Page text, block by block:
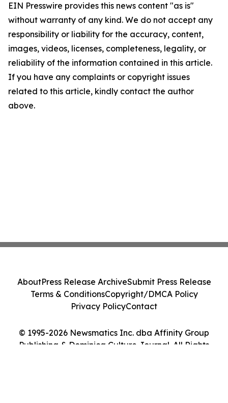
EIN Presswire provides this news content "as is"
without warranty of any kind. We do not accept any
responsibility or liability for the accuracy, content,
images, videos, licenses, completeness, legality, or
reliability of the information contained in this article.
If you have any complaints or copyright issues
related to this article, kindly contact the author
above.
© 1995-2026 Newsmatics Inc. dba Affinity Group
Publishing & Dominica Culture Journal. All Rights
AboutPress Release ArchiveSubmit Press Release
Terms & ConditionsCopyright/DMCA Policy
Privacy PolicyContact